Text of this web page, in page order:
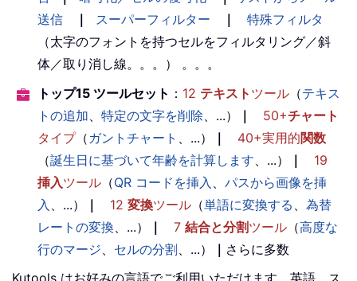
送信
｜ スーパーフィルター ｜
特殊フィルタ
（太字のフォントを持つセルをフィルタリング／斜
体／取り消し線。。。） 。。。
トップ15 ツールセット ： 12 テキスト ツール （テキス
トの追加、 特定の文字を削除、...） ｜ 50+チャート
タイプ（ ガントチャート 、...） ｜ 40+実用的関数
（誕生日に基づいて年齢を計算します、...） ｜
19
挿入ツール （QR コードを挿入 、 パスから画像を挿
入 、...） ｜ 12 変換ツール （単語に変換する 、 為替
レートの変換、...） ｜ 7 結合と分割ツール （高度な
行のマージ、 セルの分割、...） ｜ さらに多数